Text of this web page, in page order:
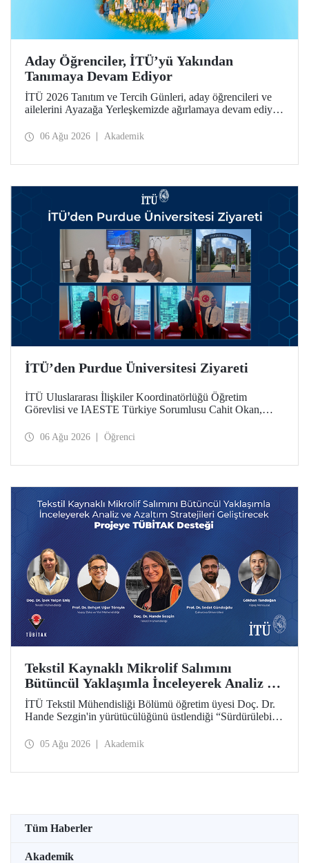
Aday Öğrenciler, İTÜ’yü Yakından
Tanımaya Devam Ediyor
İTÜ 2026 Tanıtım ve Tercih Günleri, aday öğrencileri ve
ailelerini Ayazağa Yerleşkemizde ağırlamaya devam ediyor.
ilgili fakülte ve birimler adaylara bilgi vermeye devam
06 Ağu 2026 Akademik
İTÜ’den Purdue Üniversitesi Ziyareti
İTÜ Uluslararası İlişkiler Koordinatörlüğü Öğretim
Görevlisi ve IAESTE Türkiye Sorumlusu Cahit Okan,
Temmuz tarihlerinde ABD’de dünyanın önde gelen
06 Ağu 2026 Öğrenci
Tekstil Kaynaklı Mikrolif Salımını
Bütüncül Yaklaşımla İnceleyerek Analiz ve
Azaltım Stratejileri Geliştirecek Projeye
TÜBİTAK Desteği
İTÜ Tekstil Mühendisliği Bölümü öğretim üyesi Doç. Dr.
Hande Sezgin'in yürütücülüğünü üstlendiği “Sürdürülebilir
Koşullarına Bağlı Mikrolif Salımı: Aşınma, UV Maruziyeti
05 Ağu 2026 Akademik
Tüm Haberler
Akademik